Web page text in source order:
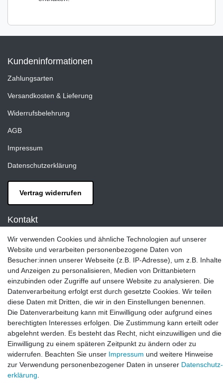
Kundeninformationen
Zahlungsarten
Versandkosten & Lieferung
Widerrufsbelehrung
AGB
Impressum
Datenschutzerklärung
Vertrag widerrufen
Kontakt
LAXARA:
Zeppelinstraße 4, 89604 Allmendingen, Deutschland
E-mail:
info@laxara.de
E-mail:
info@bluewater-armaturen.de
Öffnungszeiten:
Mo - Fr 10:00 - 12:00 Uhr
Mo - Fr 13:00 - 15:00 Uhr
Wir verwenden Cookies und ähnliche Technologien auf unserer
Website und verarbeiten personenbezogene Daten von
Besucher:innen unserer Webseite (z.B. IP-Adresse), um z.B. Inhalte
und Anzeigen zu personalisieren, Medien von Drittanbietern
einzubinden oder Zugriffe auf unsere Website zu analysieren. Die
Datenverarbeitung erfolgt erst durch gesetzte Cookies. Wir teilen
diese Daten mit Dritten, die wir in den Einstellungen benennen.
Die Datenverarbeitung kann mit Einwilligung oder aufgrund eines
berechtigten Interesses erfolgen. Die Zustimmung kann erteilt oder
abgelehnt werden. Es besteht das Recht, nicht einzuwilligen und die
Einwilligung zu einem späteren Zeitpunkt zu ändern oder zu
widerrufen. Beachten Sie unser Impressum und weitere Hinweise
zur Verwendung personenbezogener Daten in unserer Daten­schutz­
erklärung